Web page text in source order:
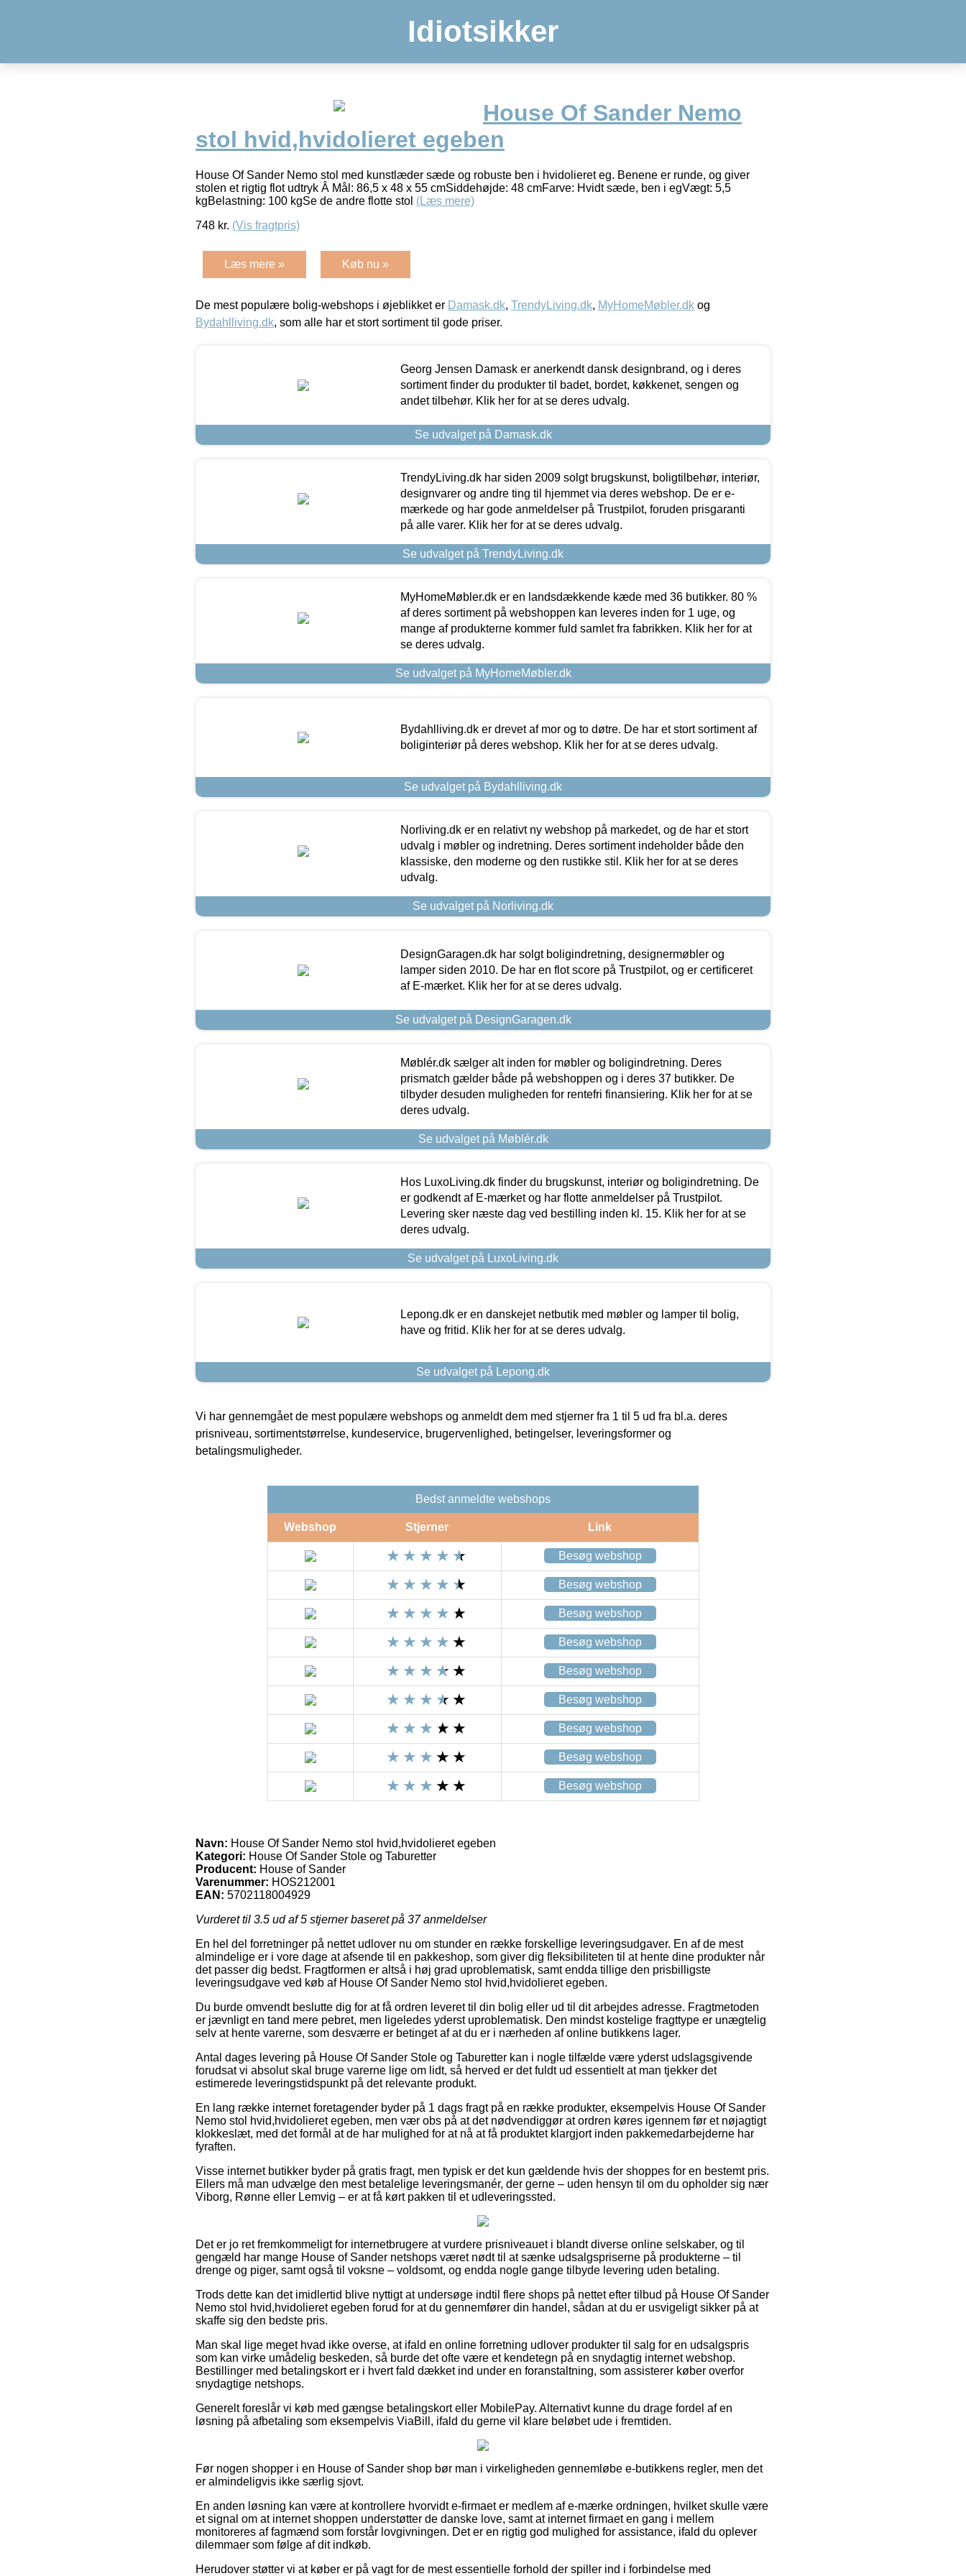
Idiotsikker
House Of Sander Nemo
stol hvid,hvidolieret egeben
House Of Sander Nemo stol med kunstlæder sæde og robuste ben i hvidolieret eg. Benene er runde, og giver
stolen et rigtig flot udtryk Â Mål: 86,5 x 48 x 55 cmSiddehøjde: 48 cmFarve: Hvidt sæde, ben i egVægt: 5,5
kgBelastning: 100 kgSe de andre flotte stol (Læs mere)
748 kr. (Vis fragtpris)
Læs mere » Køb nu »
De mest populære bolig-webshops i øjeblikket er Damask.dk, TrendyLiving.dk, MyHomeMøbler.dk og
Bydahlliving.dk, som alle har et stort sortiment til gode priser.
Georg Jensen Damask er anerkendt dansk designbrand, og i deres
sortiment finder du produkter til badet, bordet, køkkenet, sengen og
andet tilbehør. Klik her for at se deres udvalg.
Se udvalget på Damask.dk
TrendyLiving.dk har siden 2009 solgt brugskunst, boligtilbehør, interiør,
designvarer og andre ting til hjemmet via deres webshop. De er e-
mærkede og har gode anmeldelser på Trustpilot, foruden prisgaranti
på alle varer. Klik her for at se deres udvalg.
Se udvalget på TrendyLiving.dk
MyHomeMøbler.dk er en landsdækkende kæde med 36 butikker. 80 %
af deres sortiment på webshoppen kan leveres inden for 1 uge, og
mange af produkterne kommer fuld samlet fra fabrikken. Klik her for at
se deres udvalg.
Se udvalget på MyHomeMøbler.dk
Bydahlliving.dk er drevet af mor og to døtre. De har et stort sortiment af
boliginteriør på deres webshop. Klik her for at se deres udvalg.
Se udvalget på Bydahlliving.dk
Norliving.dk er en relativt ny webshop på markedet, og de har et stort
udvalg i møbler og indretning. Deres sortiment indeholder både den
klassiske, den moderne og den rustikke stil. Klik her for at se deres
udvalg.
Se udvalget på Norliving.dk
DesignGaragen.dk har solgt boligindretning, designermøbler og
lamper siden 2010. De har en flot score på Trustpilot, og er certificeret
af E-mærket. Klik her for at se deres udvalg.
Se udvalget på DesignGaragen.dk
Møblér.dk sælger alt inden for møbler og boligindretning. Deres
prismatch gælder både på webshoppen og i deres 37 butikker. De
tilbyder desuden muligheden for rentefri finansiering. Klik her for at se
deres udvalg.
Se udvalget på Møblér.dk
Hos LuxoLiving.dk finder du brugskunst, interiør og boligindretning. De
er godkendt af E-mærket og har flotte anmeldelser på Trustpilot.
Levering sker næste dag ved bestilling inden kl. 15. Klik her for at se
deres udvalg.
Se udvalget på LuxoLiving.dk
Lepong.dk er en danskejet netbutik med møbler og lamper til bolig,
have og fritid. Klik her for at se deres udvalg.
Se udvalget på Lepong.dk
Vi har gennemgået de mest populære webshops og anmeldt dem med stjerner fra 1 til 5 ud fra bl.a. deres
prisniveau, sortimentstørrelse, kundeservice, brugervenlighed, betingelser, leveringsformer og
betalingsmuligheder.
Bedst anmeldte webshops
Webshop Stjerner Link
Besøg webshop
Besøg webshop
Besøg webshop
Besøg webshop
Besøg webshop
Besøg webshop
Besøg webshop
Besøg webshop
Besøg webshop
Navn: House Of Sander Nemo stol hvid,hvidolieret egeben
Kategori: House Of Sander Stole og Taburetter
Producent: House of Sander
Varenummer: HOS212001
EAN: 5702118004929
Vurderet til 3.5 ud af 5 stjerner baseret på 37anmeldelser
En hel del forretninger på nettet udlover nu om stunder en række forskellige leveringsudgaver. En af de mest
almindelige er i vore dage at afsende til en pakkeshop, som giver dig fleksibiliteten til at hente dine produkter når
det passer dig bedst. Fragtformen er altså i høj grad uproblematisk, samt endda tillige den prisbilligste
leveringsudgave ved køb af House Of Sander Nemo stol hvid,hvidolieret egeben.
Du burde omvendt beslutte dig for at få ordren leveret til din bolig eller ud til dit arbejdes adresse. Fragtmetoden
er jævnligt en tand mere pebret, men ligeledes yderst uproblematisk. Den mindst kostelige fragttype er unægtelig
selv at hente varerne, som desværre er betinget af at du er i nærheden af online butikkens lager.
Antal dages levering på House Of Sander Stole og Taburetter kan i nogle tilfælde være yderst udslagsgivende
forudsat vi absolut skal bruge varerne lige om lidt, så herved er det fuldt ud essentielt at man tjekker det
estimerede leveringstidspunkt på det relevante produkt.
En lang række internet foretagender byder på 1 dags fragt på en række produkter, eksempelvis House Of Sander
Nemo stol hvid,hvidolieret egeben, men vær obs på at det nødvendiggør at ordren køres igennem før et nøjagtigt
klokkeslæt, med det formål at de har mulighed for at nå at få produktet klargjort inden pakkemedarbejderne har
fyraften.
Visse internet butikker byder på gratis fragt, men typisk er det kun gældende hvis der shoppes for en bestemt pris.
Ellers må man udvælge den mest betalelige leveringsmanér, der gerne – uden hensyn til om du opholder sig nær
Viborg, Rønne eller Lemvig – er at få kørt pakken til et udleveringssted.
Det er jo ret fremkommeligt for internetbrugere at vurdere prisniveauet i blandt diverse online selskaber, og til
gengæld har mange House of Sander netshops været nødt til at sænke udsalgspriserne på produkterne – til
drenge og piger, samt også til voksne – voldsomt, og endda nogle gange tilbyde levering uden betaling.
Trods dette kan det imidlertid blive nyttigt at undersøge indtil flere shops på nettet efter tilbud på House Of Sander
Nemo stol hvid,hvidolieret egeben forud for at du gennemfører din handel, sådan at du er usvigeligt sikker på at
skaffe sig den bedste pris.
Man skal lige meget hvad ikke overse, at ifald en online forretning udlover produkter til salg for en udsalgspris
som kan virke umådelig beskeden, så burde det ofte være et kendetegn på en snydagtig internet webshop.
Bestillinger med betalingskort er i hvert fald dækket ind under en foranstaltning, som assisterer køber overfor
snydagtige netshops.
Generelt foreslår vi køb med gængse betalingskort eller MobilePay. Alternativt kunne du drage fordel af en
løsning på afbetaling som eksempelvis ViaBill, ifald du gerne vil klare beløbet ude i fremtiden.
Før nogen shopper i en House of Sander shop bør man i virkeligheden gennemløbe e-butikkens regler, men det
er almindeligvis ikke særlig sjovt.
En anden løsning kan være at kontrollere hvorvidt e-firmaet er medlem af e-mærke ordningen, hvilket skulle være
et signal om at internet shoppen understøtter de danske love, samt at internet firmaet en gang i mellem
monitoreres af fagmænd som forstår lovgivningen. Det er en rigtig god mulighed for assistance, ifald du oplever
dilemmaer som følge af dit indkøb.
Herudover støtter vi at køber er på vagt for de mest essentielle forhold der spiller ind i forbindelse med